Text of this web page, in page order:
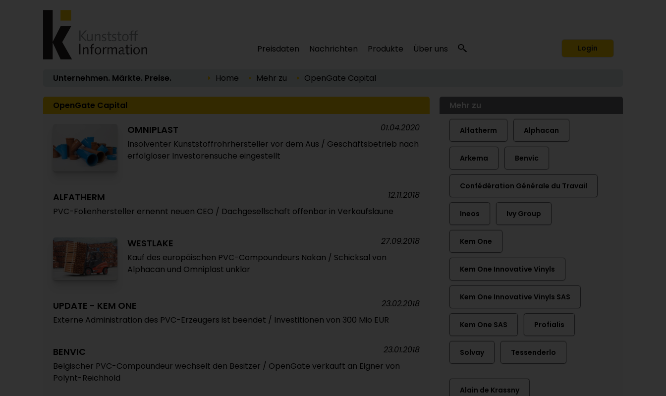
Preisdaten Nachrichten Produkte Über uns Login
Unternehmen. Märkte. Preise. Home Mehr zu OpenGate Capital
OpenGate Capital
OMNIPLAST
Insolventer Kunststoffrohrhersteller vor dem Aus / Geschäftsbetrieb nach
erfolgloser Investorensuche eingestellt
01.04.2020
ALFATHERM
PVC-Folienhersteller ernennt neuen CEO / Dachgesellschaft offenbar in Verkaufslaune
12.11.2018
WESTLAKE
Kauf des europäischen PVC-Compoundeurs Nakan / Schicksal von
Alphacan und Omniplast unklar
27.09.2018
UPDATE - KEM ONE
Externe Administration des PVC-Erzeugers ist beendet / Investitionen von 300 Mio EUR
23.02.2018
BENVIC
Belgischer PVC-Compoundeur wechselt den Besitzer / OpenGate verkauft an Eigner von
Polynt-Reichhold
23.01.2018
Mehr zu
Alfatherm Alphacan
Arkema Benvic
Confédération Générale du Travail
Ineos Ivy Group
Kem One
Kem One Innovative Vinyls
Kem One Innovative Vinyls SAS
Kem One SAS Profialis
Solvay Tessenderlo
Alain de Krassny